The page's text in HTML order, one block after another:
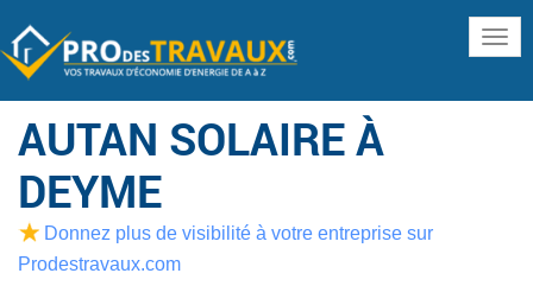
AUTAN SOLAIRE À
DEYME
Donnez plus de visibilité à votre entreprise sur
Prodestravaux.com